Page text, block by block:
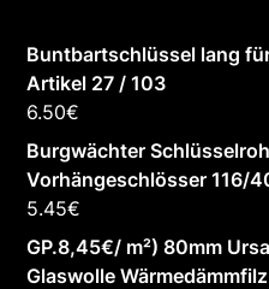
Buntbartschlüssel lang
Artikel 27 / 103
6.50€
Burgwächter
Vorhängeschlösser 116/
5.45€
GP.8,45€/ m²) 80mm
Glaswolle